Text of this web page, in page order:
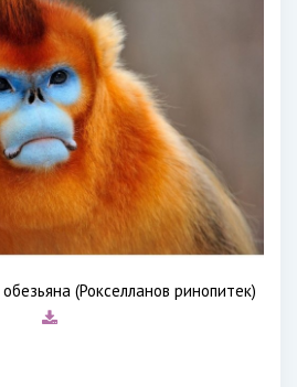
(Рокселланов ринопитек)